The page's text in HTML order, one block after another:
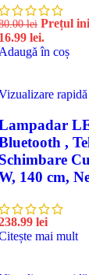
lei Prețul
lei.
în coș
rapidă
,
140 cm,
lei
mai mult